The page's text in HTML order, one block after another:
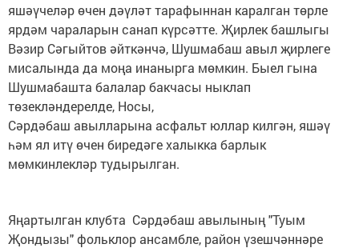
яшәүчеләр өчен дәүләт тарафыннан каралган төрле
ярдәм чараларын санап күрсәтте. Җирлек башлыгы
Вәзир Сәгыйтов әйткәнчә, Шушмабаш авыл җирлеге
мисалында да моңа инанырга мөмкин. Быел гына
Шушмабашта балалар бакчасы ныклап
төзекләндерелде, Носы,
Сәрдәбаш авылларына асфальт юллар килгән, яшәү
һәм ял итү өчен биредәге халыкка барлык
мөмкинлекләр тудырылган.
Яңартылган клубта Сәрдәбаш авылының "Туым
Җондызы" фольклор ансамбле, район үзешчәннәре